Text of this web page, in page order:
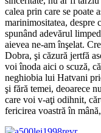
calea prin care se poate
marinimositatea, despre
spunând adevărul
aievea ne-am înşelat.
Dobra, şi căzură jertfă
voi înoda aici o scuză,
neghiobia lui Hatvani
şi fără temei, deoarece
care voi v-aţi odihnit,
fericirea voastră în